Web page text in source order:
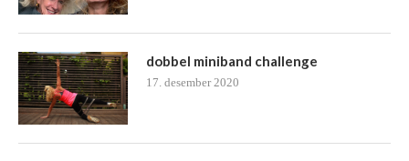
dobbel miniband challenge
17. desember 2020